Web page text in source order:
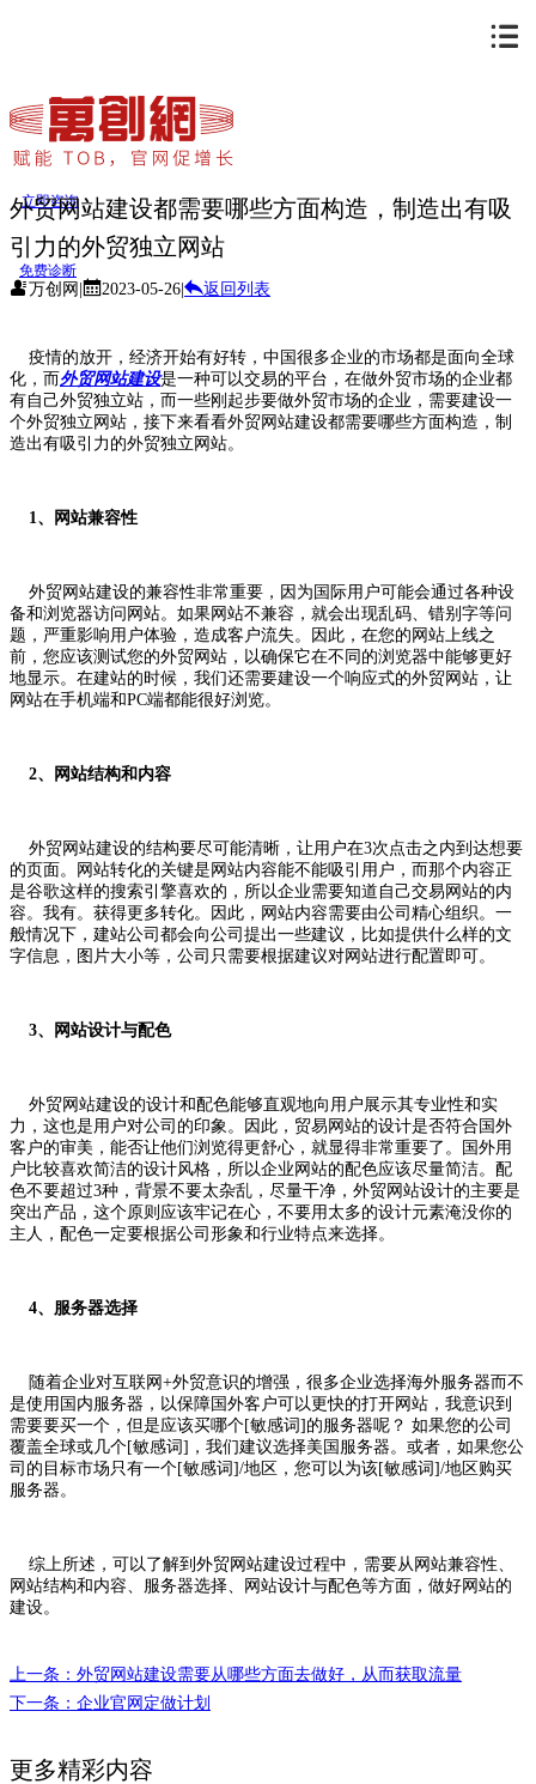
立即咨询
免费诊断
外贸网站建设都需要哪些方面构造，制造出有吸
引力的外贸独立网站
万创网 2023-05-26 返回列表
疫情的放开，经济开始有好转，中国很多企业的市场都是面向全球
化，而 外贸网站建设是一种可以交易的平台，在做外贸市场的企业都
有自己外贸独立站，而一些刚起步要做外贸市场的企业，需要建设一
个外贸独立网站，接下来看看外贸网站建设都需要哪些方面构造，制
造出有吸引力的外贸独立网站。
1、网站兼容性
外贸网站建设的兼容性非常重要，因为国际用户可能会通过各种设
备和浏览器访问网站。如果网站不兼容，就会出现乱码、错别字等问
题，严重影响用户体验，造成客户流失。因此，在您的网站上线之
前，您应该测试您的外贸网站，以确保它在不同的浏览器中能够更好
地显示。在建站的时候，我们还需要建设一个响应式的外贸网站，让
网站在手机端和PC端都能很好浏览。
2、网站结构和内容
外贸网站建设的结构要尽可能清晰，让用户在3次点击之内到达想要
的页面。网站转化的关键是网站内容能不能吸引用户，而那个内容正
是谷歌这样的搜索引擎喜欢的，所以企业需要知道自己交易网站的内
容。我有。获得更多转化。因此，网站内容需要由公司精心组织。一
般情况下，建站公司都会向公司提出一些建议，比如提供什么样的文
字信息，图片大小等，公司只需要根据建议对网站进行配置即可。
3、网站设计与配色
外贸网站建设的设计和配色能够直观地向用户展示其专业性和实
力，这也是用户对公司的印象。因此，贸易网站的设计是否符合国外
客户的审美，能否让他们浏览得更舒心，就显得非常重要了。国外用
户比较喜欢简洁的设计风格，所以企业网站的配色应该尽量简洁。配
色不要超过3种，背景不要太杂乱，尽量干净，外贸网站设计的主要是
突出产品，这个原则应该牢记在心，不要用太多的设计元素淹没你的
主人，配色一定要根据公司形象和行业特点来选择。
4、服务器选择
随着企业对互联网+外贸意识的增强，很多企业选择海外服务器而不
是使用国内服务器，以保障国外客户可以更快的打开网站，我意识到
需要要买一个，但是应该买哪个[敏感词]的服务器呢？ 如果您的公司
覆盖全球或几个[敏感词]，我们建议选择美国服务器。或者，如果您公
司的目标市场只有一个[敏感词]/地区，您可以为该[敏感词]/地区购买
服务器。
综上所述，可以了解到外贸网站建设过程中，需要从网站兼容性、
网站结构和内容、服务器选择、网站设计与配色等方面，做好网站的
建设。
上一条：外贸网站建设需要从哪些方面去做好，从而获取流量
下一条：企业官网定做计划
更多精彩内容